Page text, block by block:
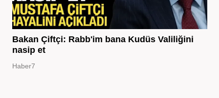
Bakan Çiftçi: Rabb'im bana Kudüs Valiliğini
nasip et
Haber7